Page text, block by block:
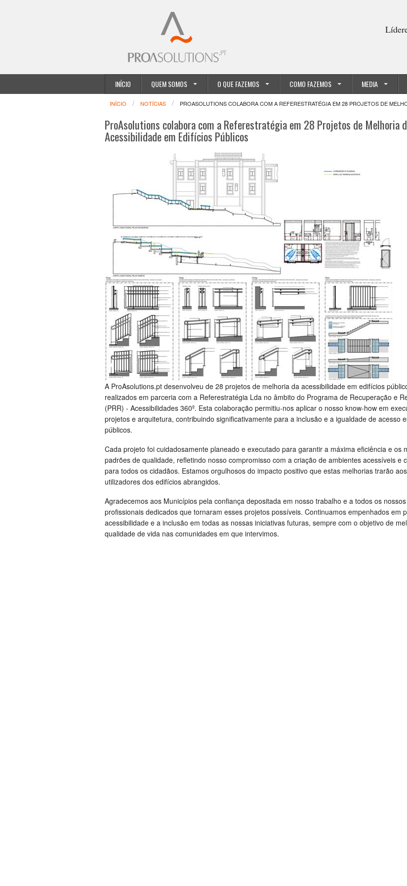
INÍCIO QUEM SOMOS O QUE FAZEMOS COMO FAZEMOS MEDIA
INÍCIO NOTÍCIAS PROASOLUTIONS COLABORA COM A REFERESTRATÉGIA EM 28 PROJETOS DE
ProAsolutions colabora com a Referestratégia em 28 Projetos de Melhoria
Acessibilidade em Edifícios Públicos
A ProAsolutions.pt desenvolveu de 28 projetos de melhoria da acessibilidade em edifícios
realizados em parceria com a Referestratégia Lda no âmbito do Programa de Recuperação e
(PRR) - Acessibilidades 360º. Esta colaboração permitiu-nos aplicar o nosso know-how em
projetos e arquitetura, contribuindo significativamente para a inclusão e a igualdade de acesso
públicos.
Cada projeto foi cuidadosamente planeado e executado para garantir a máxima eficiência e os
padrões de qualidade, refletindo nosso compromisso com a criação de ambientes acessíveis e
para todos os cidadãos. Estamos orgulhosos do impacto positivo que estas melhorias trarão aos
utilizadores dos edifícios abrangidos.
Agradecemos aos Municípios pela confiança depositada em nosso trabalho e a todos os nossos
profissionais dedicados que tornaram esses projetos possíveis. Continuamos empenhados em
acessibilidade e a inclusão em todas as nossas iniciativas futuras, sempre com o objetivo de
qualidade de vida nas comunidades em que intervimos.